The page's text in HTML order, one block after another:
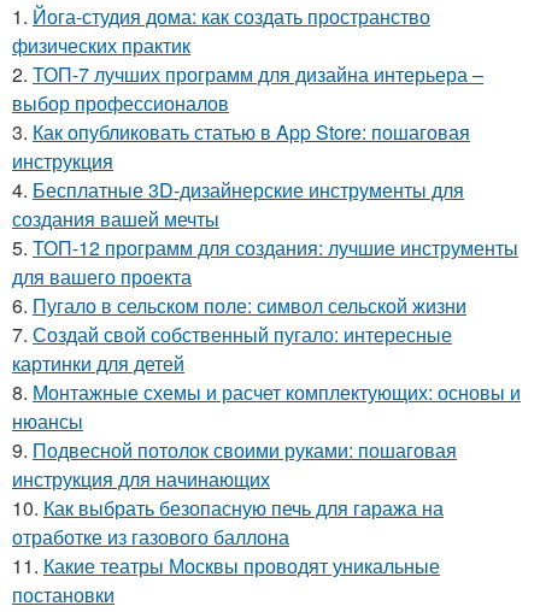
1. Йога-студия дома: как создать пространство
физических практик
2. ТОП-7 лучших программ для дизайна интерьера –
выбор профессионалов
3. Как опубликовать статью в App Store: пошаговая
инструкция
4. Бесплатные 3D-дизайнерские инструменты для
создания вашей мечты
5. ТОП-12 программ для создания: лучшие инструменты
для вашего проекта
6. Пугало в сельском поле: символ сельской жизни
7. Создай свой собственный пугало: интересные
картинки для детей
8. Монтажные схемы и расчет комплектующих: основы и
нюансы
9. Подвесной потолок своими руками: пошаговая
инструкция для начинающих
10. Как выбрать безопасную печь для гаража на
отработке из газового баллона
11. Какие театры Москвы проводят уникальные
постановки